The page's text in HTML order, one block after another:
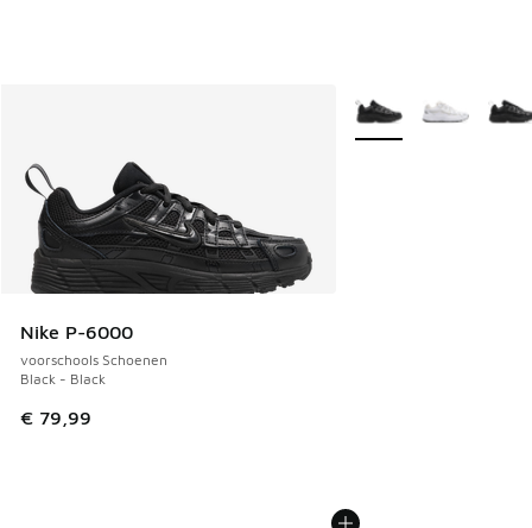
Nike P-6000
voorschools Schoenen
Black - Black
€ 79,99
Meer kleuren